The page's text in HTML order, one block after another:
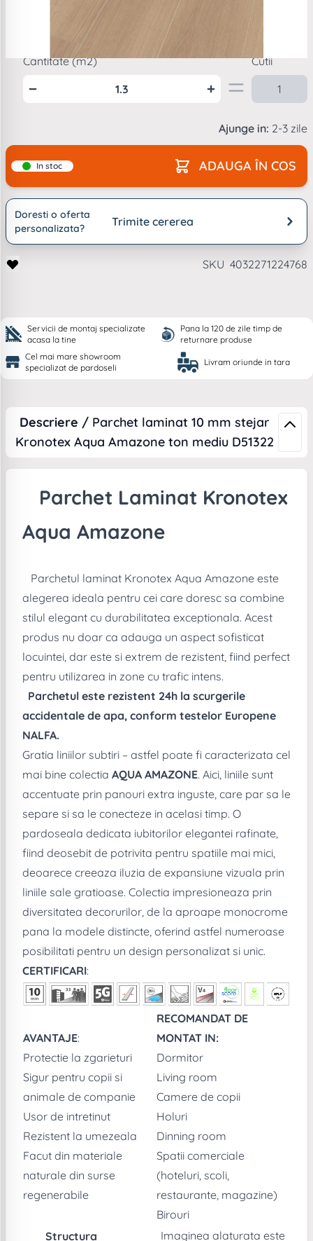
Cantitate (m2) Cutii
Ajunge in: 2-3 zile
In stoc ADAUGA ÎN COS
Doresti o oferta
personalizata?
Trimite cererea
SKU 4032271224768
Servicii de montaj specializate
acasa la tine
Pana la 120 de zile timp de
returnare produse
Cel mai mare showroom
specializat de pardoseli
Livram oriunde in tara
Descriere / Parchet laminat 10 mm stejar
Kronotex Aqua Amazone ton mediu D51322
Parchet Laminat Kronotex
Aqua Amazone
Parchetul laminat Kronotex Aqua Amazone este
alegerea ideala pentru cei care doresc sa combine
stilul elegant cu durabilitatea exceptionala. Acest
produs nu doar ca adauga un aspect sofisticat
locuintei, dar este si extrem de rezistent, fiind perfect
pentru utilizarea in zone cu trafic intens.
Parchetul este rezistent 24h la scurgerile
accidentale de apa, conform testelor Europene
NALFA.
Gratia liniilor subtiri – astfel poate fi caracterizata cel
mai bine colectia AQUA AMAZONE. Aici, liniile sunt
accentuate prin panouri extra inguste, care par sa le
separe si sa le conecteze in acelasi timp. O
pardoseala dedicata iubitorilor elegantei rafinate,
fiind deosebit de potrivita pentru spatiile mai mici,
deoarece creeaza iluzia de expansiune vizuala prin
liniile sale gratioase. Colectia impresioneaza prin
diversitatea decorurilor, de la aproape monocrome
pana la modele distincte, oferind astfel numeroase
posibilitati pentru un design personalizat si unic.
CERTIFICARI:
AVANTAJE:
Protectie la zgarieturi
Sigur pentru copii si
animale de companie
Usor de intretinut
Rezistent la umezeala
Facut din materiale
naturale din surse
regenerabile
RECOMANDAT DE
MONTAT IN:
Dormitor
Living room
Camere de copii
Holuri
Dinning room
Spatii comerciale
(hoteluri, scoli,
restaurante, magazine)
Birouri
Structura
Imaginea alaturata este